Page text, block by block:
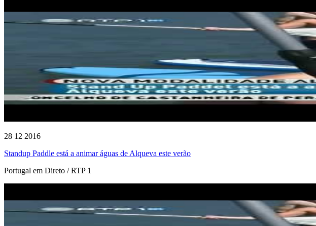
28 12 2016
Standup Paddle está a animar águas de Alqueva este verão
Portugal em Direto / RTP 1